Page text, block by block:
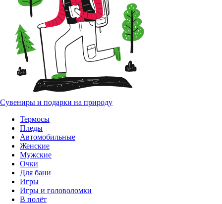
Сувениры и подарки на природу
Термосы
Пледы
Автомобильные
Женские
Мужские
Очки
Для бани
Игры
Игры и головоломки
В полёт